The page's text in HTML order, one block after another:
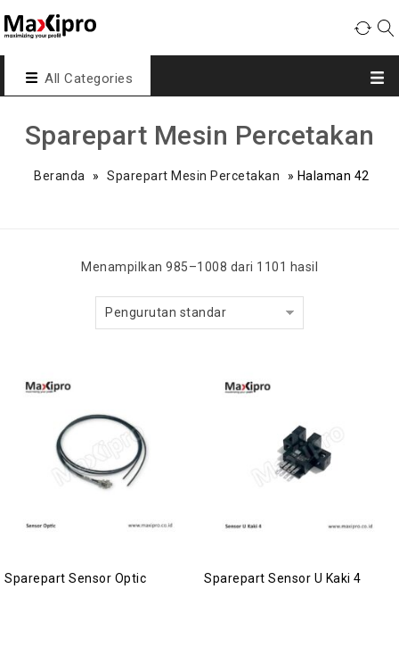
All Categories
Sparepart Mesin Percetakan
Beranda » Sparepart Mesin Percetakan » Halaman 42
Menampilkan 985–1008 dari 1101 hasil
Pengurutan standar
Sparepart Sensor Optic Sparepart Sensor U Kaki 4